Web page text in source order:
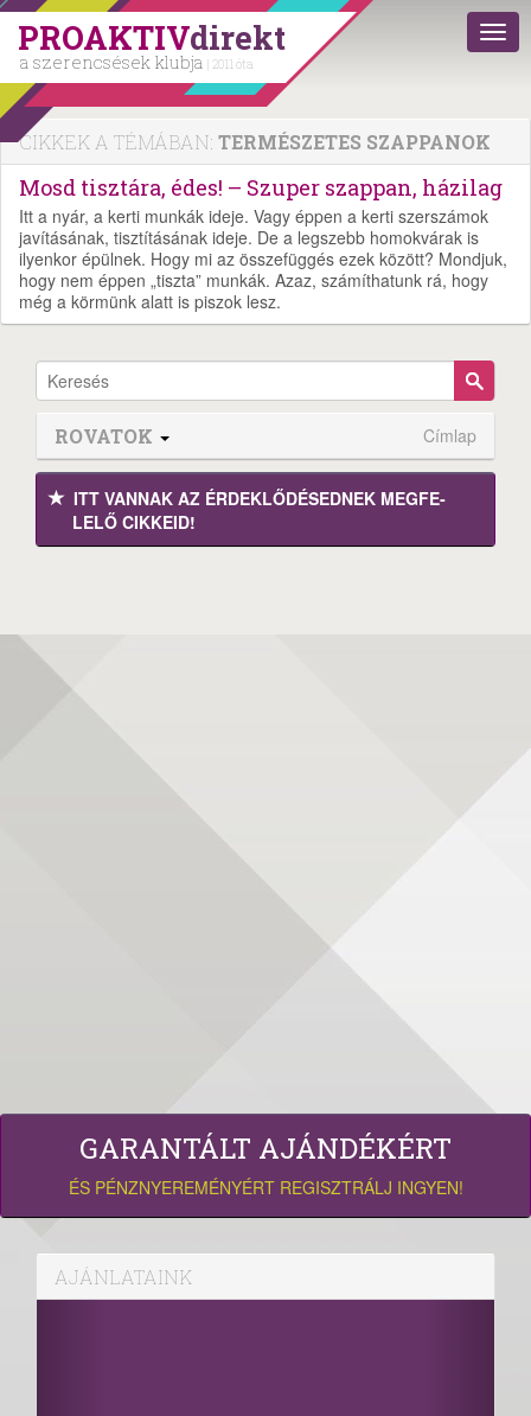
PROAKTIVdirekt
a szerencsések klubja | 2011 óta
CIKKEK A TÉMÁBAN: TERMÉSZETES SZAPPANOK
Mosd tisztára, édes! – Szuper szappan, házilag
Itt a nyár, a kerti munkák ideje. Vagy éppen a kerti szerszámok
javításának, tisztításának ideje. De a legszebb homokvárak is
ilyenkor épülnek. Hogy mi az összefüggés ezek között? Mondjuk,
hogy nem éppen „tiszta” munkák. Azaz, számíthatunk rá, hogy
még a körmünk alatt is piszok lesz.
ROVATOK Címlap
ITT VANNAK AZ ÉRDEK­LŐDÉ­SEDNEK MEGFE­
LELŐ CIKKEID!
GARANTÁLT AJÁNDÉKÉRT
ÉS PÉNZNYEREMÉNYÉRT REGISZTRÁLJ INGYEN!
AJÁNLATAINK